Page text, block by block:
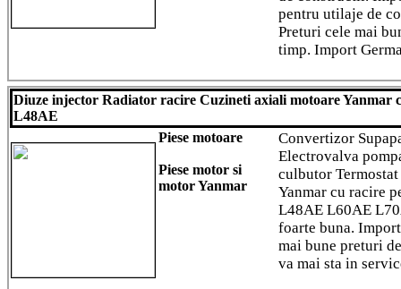
pentru utilaje de
Preturi cele mai
timp. Import
Diuze injector Radiator racire Cuzineti axiali motoare Yanmar
L48AE
Piese motoare
Piese motor si
motor Yanmar
Convertizor
Electrovalva
culbutor
Yanmar cu racire
L48AE L60AE
foarte buna.
mai bune preturi
va mai sta in